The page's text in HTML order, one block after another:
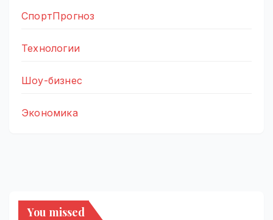
СпортПрогноз
Технологии
Шоу-бизнес
Экономика
You missed